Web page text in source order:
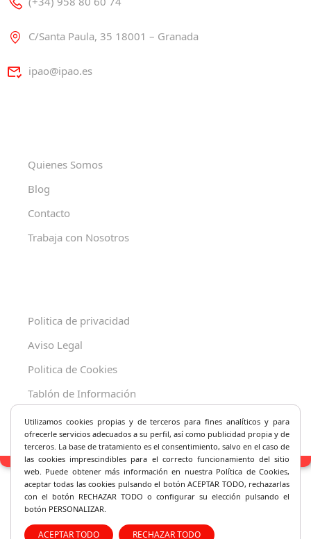
C/Santa Paula, 35 18001 – Granada
ipao@ipao.es
Quienes Somos
Blog
Contacto
Trabaja con Nosotros
Politica de privacidad
Aviso Legal
Politica de Cookies
Tablón de Información
Decreto 625/2019
Utilizamos cookies propias y de terceros para fines analíticos y para
ofrecerle servicios adecuados a su perfil, así como publicidad propia y de
terceros. La base de tratamiento es el consentimiento, salvo en el caso de
las cookies imprescindibles para el correcto funcionamiento del sitio
web. Puede obtener más información en nuestra Política de Cookies,
aceptar todas las cookies pulsando el botón ACEPTAR TODO, rechazarlas
con el botón RECHAZAR TODO o configurar su elección pulsando el
botón PERSONALIZAR.
ACEPTAR TODO RECHAZAR TODO